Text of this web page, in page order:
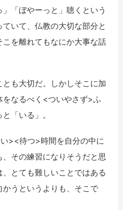
「ぼやーっと」聴くという
いて、仏教の大切な部分と
こを離れてもなにか大事な話
も大切だ。しかしそこに加
をなるべく<ついやさず>ふ
「いる」。
><待つ>時間を自分の中に
その練習になりそうだと思
とても難しいことではある
うというよりも、そこで